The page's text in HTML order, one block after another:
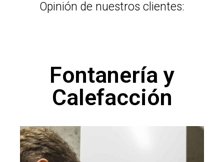
Opinión de nuestros clientes:
Fontanería y
Calefacción